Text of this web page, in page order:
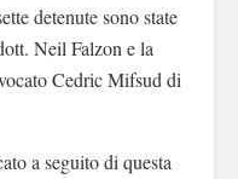
detenute sono state
Neil Falzon e la
Cedric Mifsud di
a seguito di questa